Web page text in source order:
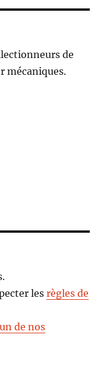
de
mécaniques.
lesrègles de
de nos